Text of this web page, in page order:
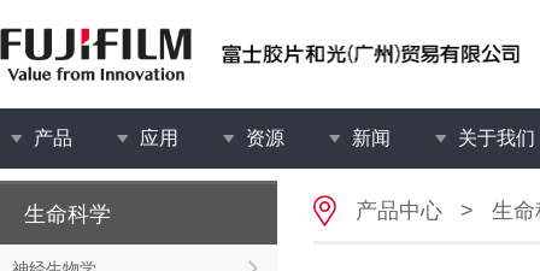
产品 应用 资源 新闻 关于我们
生命科学 产品中心 > 生命